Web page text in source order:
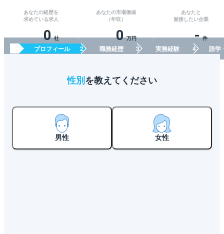
あなたの経歴を
求めている求人
0 社
あなたの市場価値
（年収）
0 万円
あなたと
面接したい企業
- 件
プロフィール 職務経歴 実務経験 語学
性別を教えてください
男性 女性